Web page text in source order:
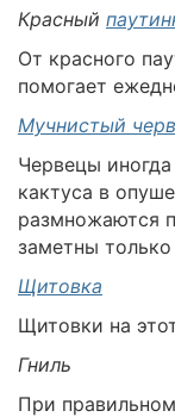
Красный
От красного
помогает
Мучнистый
Червецы
кактуса в
размножаются
заметны только
Щитовка
Щитовки на
Гниль
При